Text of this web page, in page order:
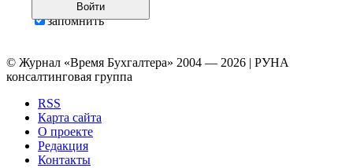
Войти
запомнить
© Журнал «Время Бухгалтера» 2004 — 2026 | РУНА
консалтинговая группа
RSS
Карта сайта
О проекте
Редакция
Контакты